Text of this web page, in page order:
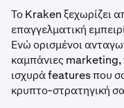
Το Kraken ξεχωρίζει
επαγγελματική
Ενώ ορισμένοι
καμπάνιες marketing,
ισχυρά features που
κρυπτο-στρατηγική